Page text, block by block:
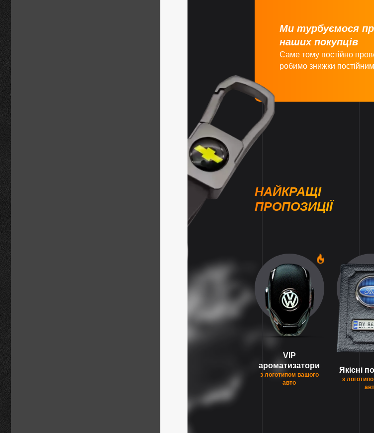
Ми турбуємося
наших покупців
Саме тому постійно
робимо знижки
НАЙКРАЩІ
ПРОПОЗИЦІЇ
VIP
ароматизатори
з логотипом вашого
авто
Якісні
з